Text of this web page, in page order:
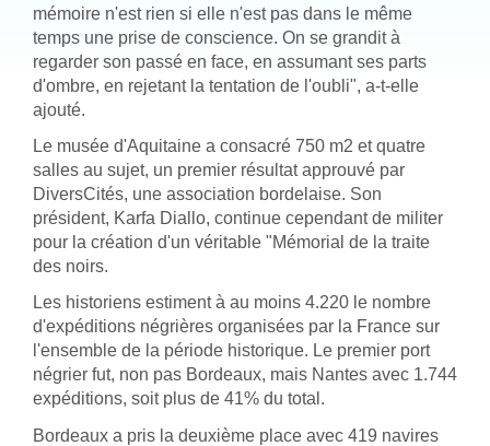
mémoire n'est rien si elle n'est pas dans le même
temps une prise de conscience. On se grandit à
regarder son passé en face, en assumant ses parts
d'ombre, en rejetant la tentation de l'oubli", a-t-elle
ajouté.
Le musée d'Aquitaine a consacré 750 m2 et quatre
salles au sujet, un premier résultat approuvé par
DiversCités, une association bordelaise. Son
président, Karfa Diallo, continue cependant de militer
pour la création d'un véritable "Mémorial de la traite
des noirs.
Les historiens estiment à au moins 4.220 le nombre
d'expéditions négrières organisées par la France sur
l'ensemble de la période historique. Le premier port
négrier fut, non pas Bordeaux, mais Nantes avec 1.744
expéditions, soit plus de 41% du total.
Bordeaux a pris la deuxième place avec 419 navires